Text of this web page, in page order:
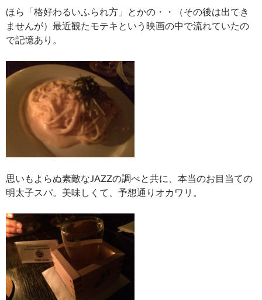
ほら「格好わるいふられ方」とかの・・（その後は出てき
ませんが）最近観たモテキという映画の中で流れていたの
で記憶あり。
思いもよらぬ素敵なJAZZの調べと共に、本当のお目当ての
明太子スパ。美味しくて、予想通りオカワリ。